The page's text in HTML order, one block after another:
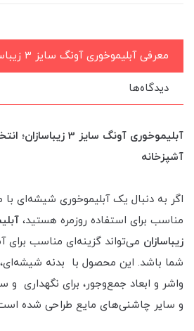
معرفی آبلیموخوری آونگ سایز 3 زیباسازان
دیدگاه‌ها
آبلیموخوری آونگ سایز
آشپزخانه
اگر به دنبال یک آبلیموخوری شیشه‌ای با
مناسب برای استفاده روزمره هستید،
زیباسازان می‌تواند گزینه‌ای مناسب
شما باشد. این محصول با بدنه
واشر و ابعاد جمع‌وجور، برای نگهداری و
و سایر چاشنی‌های مایع طراحی شده